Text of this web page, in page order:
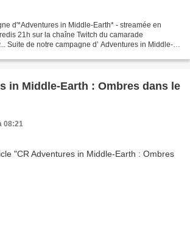
d'*Adventures in Middle-Earth* - streamée en
21h sur la chaîne Twitch du camarade
Suite de notre campagne d’ Adventures in Middle-
in Middle-Earth : Ombres dans le
08:21